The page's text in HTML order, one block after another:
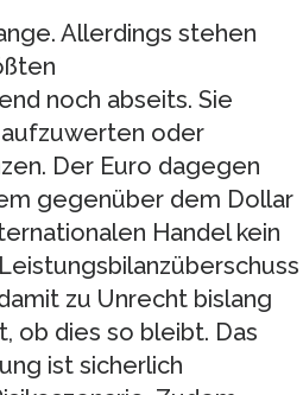
Allerdings stehen
noch abseits. Sie
oder
Der Euro dagegen
gegenüber dem Dollar
Handel kein
zu Unrecht bislang
ob dies so bleibt. Das
ist sicherlich